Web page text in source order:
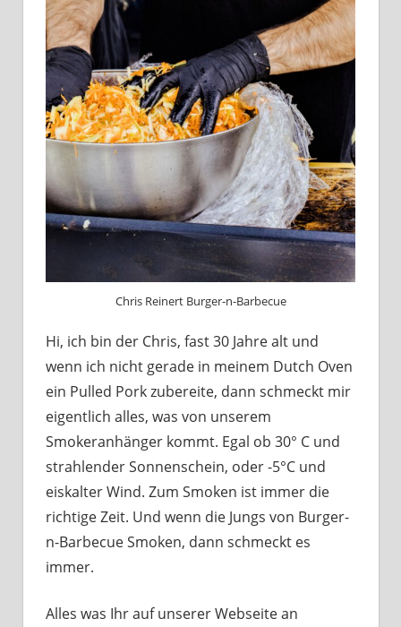
Chris Reinert Burger-n-Barbecue
Hi, ich bin der Chris, fast 30 Jahre alt und
wenn ich nicht gerade in meinem Dutch Oven
ein Pulled Pork zubereite, dann schmeckt mir
eigentlich alles, was von unserem
Smokeranhänger kommt. Egal ob 30° C und
strahlender Sonnenschein, oder -5°C und
eiskalter Wind. Zum Smoken ist immer die
richtige Zeit. Und wenn die Jungs von Burger-
n-Barbecue Smoken, dann schmeckt es
immer.
Alles was Ihr auf unserer Webseite an